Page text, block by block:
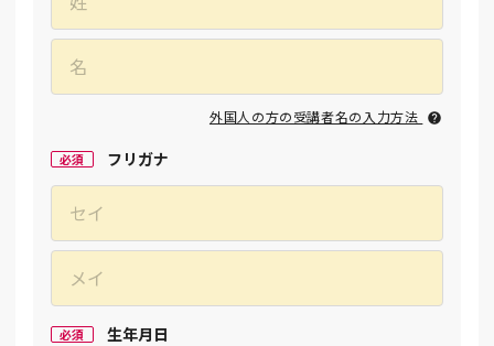
外国人の方の受講者名の入力方法
必須 フリガナ
必須 生年月日